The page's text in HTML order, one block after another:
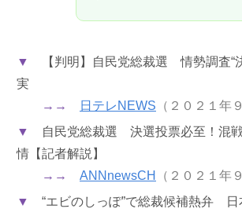
▼
【判明】自民党総裁選 情勢調査“
実
→→
日テレNEWS （２０２１年
▼
自民党総裁選 決選投票必至！混
情【記者解説】
→→
ANNnewsCH
（２０２１年
▼
“エビのしっぽ”で総裁候補熱弁 日